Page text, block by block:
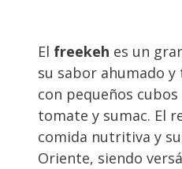
El freekeh es un
su sabor ahumado
con pequeños
tomate y sumac. El
comida nutritiva y
Oriente, siendo